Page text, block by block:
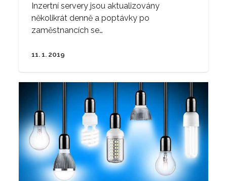
Inzertní servery jsou aktualizovány
několikrát denně a poptávky po
zaměstnancích se…
11. 1. 2019